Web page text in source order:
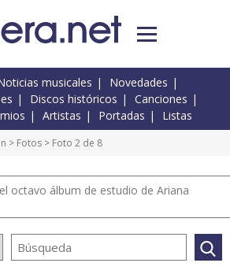
musicales
Novedades
Discos históricos
Canciones
Artistas Portadas Listas
> Fotos > Foto 2 de 8
octavo álbum de estudio de Ariana